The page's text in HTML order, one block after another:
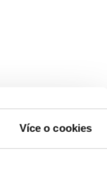
Více o cookies